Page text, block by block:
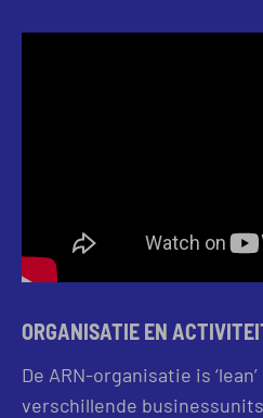
ORGANISATIE EN
De ARN-organisatie is
verschillende